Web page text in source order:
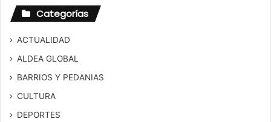
Categorías
ACTUALIDAD
ALDEA GLOBAL
BARRIOS Y PEDANIAS
CULTURA
DEPORTES